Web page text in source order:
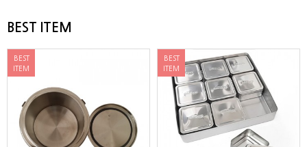
BEST ITEM
BEST
ITEM
BEST
ITEM